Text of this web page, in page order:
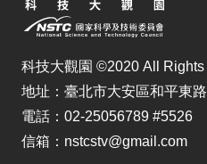
科技大觀園 ©2020 All Rights
地址：臺北市大安區和平東
電話：02-25056789 #5526
信箱：nstcstv@gmail.com